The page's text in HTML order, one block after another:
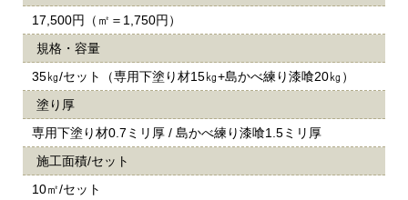
17,500円（㎡＝1,750円）
規格・容量
35㎏/セット（専用下塗り材15㎏+島かべ練り漆喰20㎏）
塗り厚
専用下塗り材0.7ミリ厚 / 島かべ練り漆喰1.5ミリ厚
施工面積/セット
10㎡/セット